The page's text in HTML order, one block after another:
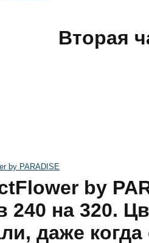
Вторая
by PARADISE
by
240 на 320.
даже когда